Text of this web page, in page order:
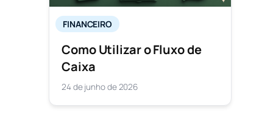
FINANCEIRO
Como Utilizar o Fluxo de
Caixa
24 de junho de 2026